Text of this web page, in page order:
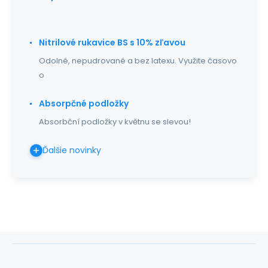
Nitrilové rukavice BS s 10% zľavou
Odolné, nepudrované a bez latexu. Využite časovo
o
Absorpčné podložky
Absorbční podložky v květnu se slevou!
Ďalšie novinky